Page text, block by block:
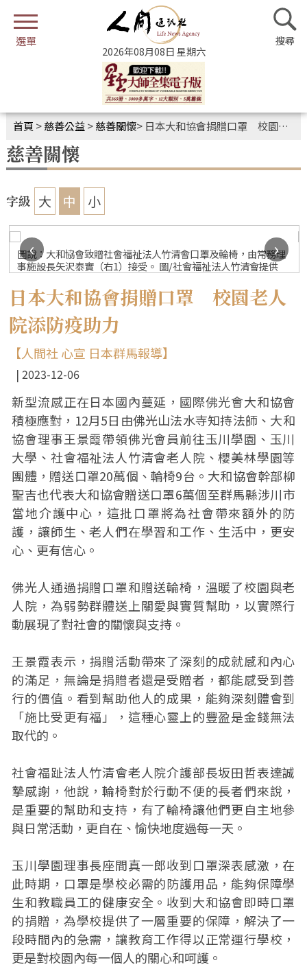
2026年08月08日 星期六
首頁 >慈善公益>慈善關懷> 日本大和協會捐贈口罩 校園老人院添防疫助力
慈善關懷
字級 大 中 小
圖說：大和協會致贈社會福祉法人竹清會口罩及輪椅，由常務理
事施設長矢沢泰實（右1）接受。 圖/社會福祉法人竹清會提供
‹
›
日本大和協會捐贈口罩 校園老人
院添防疫助力
【人間社 心宣 日本群馬報導】
2023-12-06
新型流感正在日本國內蔓延，國際佛光會大和協會
積極應對，12月5日由佛光山法水寺知持法師、大和
協會理事王景霞帶領佛光會員前往玉川學園、玉川
大學、社會福祉法人竹清會老人院、櫻美林學園等
團體，贈送口罩20萬個、輪椅9台。大和協會幹部柳
聖吉也代表大和協會贈送口罩6萬個至群馬縣涉川市
當地介護中心，這批口罩將為社會帶來額外的防
護，讓師生、老人們在學習和工作、生活中，更安
心、更有信心。
佛光人通過捐贈口罩和贈送輪椅，溫暖了校園與老
人院，為弱勢群體送上關愛與實質幫助，以實際行
動展現了對社會的關懷與支持。
王景霞表示，捐贈活動帶來了深刻的成就感和內心
的滿足，無論是捐贈者還是受贈者，都能感受到善
行的價值。看到幫助他人的成果，能夠深刻體會到
「施比受更有福」，這種心靈上的豐盈是金錢無法
取代的。
社會福趾法人竹清會老人院介護部長坂田哲表達誠
摯感謝，他說，輪椅對於行動不便的長者們來說，
是重要的幫助和支持，有了輪椅讓他們更自主地參
與日常活動，更自在、愉快地度過每一天。
玉川學園理事長座間真一郎收到口罩深表感激，在
此時期，口罩是學校必需的防護用品，能夠保障學
生和教職員工的健康安全。收到大和協會即時口罩
的捐贈，為學校提供了一層重要的保障，解決了一
段時間內的急需，讓教育工作得以正常運行學校，
更是對校園內每一個人的關心和呵護。